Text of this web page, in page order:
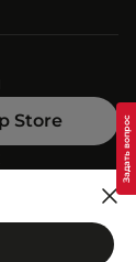
Store